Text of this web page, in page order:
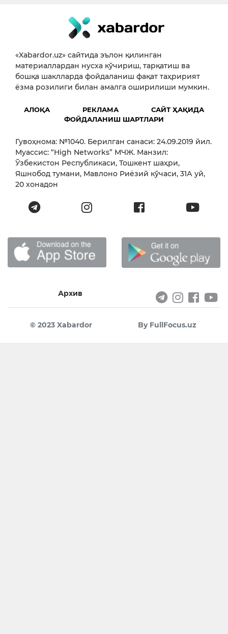
«Xabardor.uz» сайтида эълон қилинган
материаллардан нусха кўчириш, тарқатиш ва
бошқа шаклларда фойдаланиш фақат таҳририят
ёзма розилиги билан амалга оширилиши мумкин.
АЛОҚА РЕКЛАМА
САЙТ ҲАҚИДА
ФОЙДАЛАНИШ ШАРТЛАРИ
Гувоҳнома: №1040. Берилган санаси: 24.09.2019 йил.
Муассис: “High Networks” МЧЖ. Манзил:
Ўзбекистон Республикаси, Тошкент шаҳри,
Яшнобод тумани, Мавлоно Риёзий кўчаси, 31А уй,
20 хонадон
Архив
© 2023 Xabardor By FullFocus.uz